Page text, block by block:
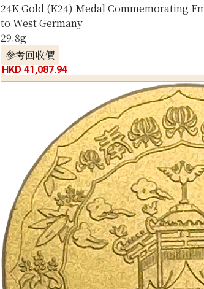
24K Gold (K24) Medal Commemorating
to West Germany
29.8g
參考回收價
HKD 41,087.94